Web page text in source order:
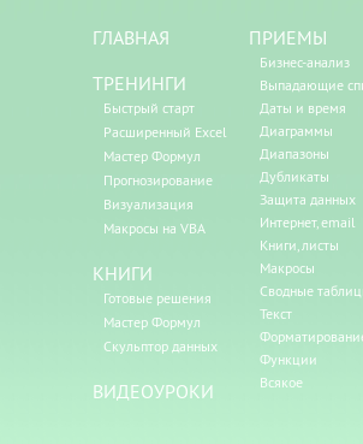
ГЛАВНАЯ
ТРЕНИНГИ
Быстрый старт
Расширенный Excel
Мастер Формул
Прогнозирование
Визуализация
Макросы на VBA
КНИГИ
Готовые решения
Мастер Формул
Скульптор данных
ВИДЕОУРОКИ
ПРИЕМЫ
Бизнес-анализ
Выпадающие
Даты и время
Диаграммы
Диапазоны
Дубликаты
Защита данных
Интернет, email
Книги, листы
Макросы
Сводные
Текст
Функции
Всякое